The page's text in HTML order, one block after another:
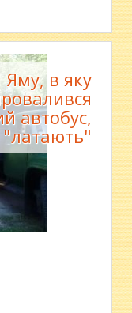
Яму, в яку
автобус,
"латають"